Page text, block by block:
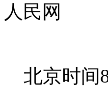
人民网
北京时间8